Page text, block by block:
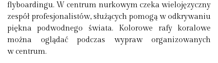
flyboardingu. W centrum nurkowym czeka wielojęzyczny
zespół profesjonalistów, służących pomogą w odkrywaniu
piękna podwodnego świata. Kolorowe rafy koralowe
można oglądać podczas wypraw organizowanych
w centrum.